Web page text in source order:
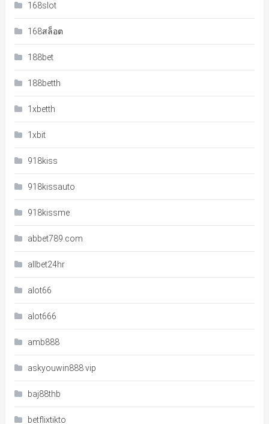
168slot
168สล็อต
188bet
188betth
1xbetth
1xbit
918kiss
918kissauto
918kissme
abbet789.com
allbet24hr
alot66
alot666
amb888
askyouwin888 vip
baj88thb
betflixtikto